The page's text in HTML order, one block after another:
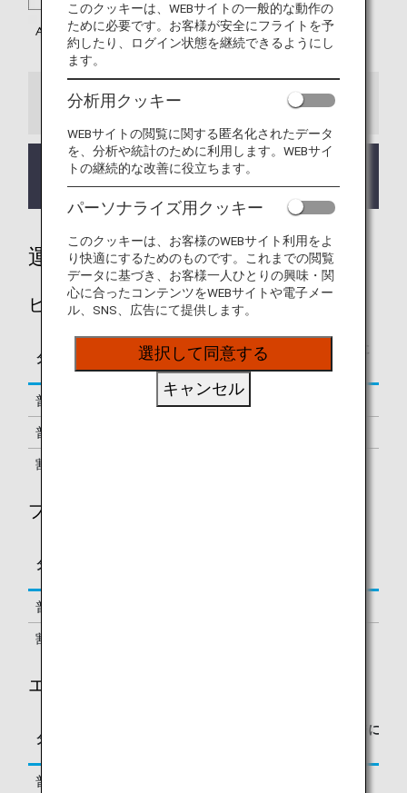
お知らせ
ITAエアウェイズ（AZ）運航便は2026年4月1日
（水）出発分よりマイル積算対象となります。
運賃別積算率
ビジネスクラス
タイプ 予約クラス
区間基本マイレージに
対する積算率
普通運賃 J
普通運賃、割引運賃
割引運賃
プレミアムエコノミー
タイプ
普通運賃
割引運賃
エコノミークラス
タイプ
区間基本マイレージに
普通運賃
このクッキーは、WEBサイトの一般的な動作の
ために必要です。お客様が安全にフライトを予
約したり、ログイン状態を継続できるようにし
ます。
分析用クッキー
WEBサイトの閲覧に関する匿名化されたデータ
を、分析や統計のために利用します。WEBサイ
トの継続的な改善に役立ちます。
パーソナライズ用クッキー
このクッキーは、お客様のWEBサイト利用をよ
り快適にするためのものです。これまでの閲覧
データに基づき、お客様一人ひとりの興味・関
心に合ったコンテンツをWEBサイトや電子メー
ル、SNS、広告にて提供します。
選択して同意する
キャンセル